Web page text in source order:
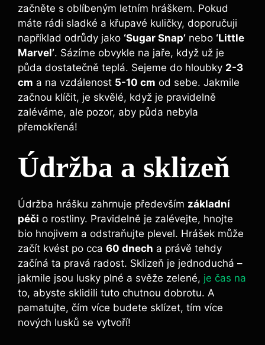
začněte s oblíbeným letním hráškem. Pokud
máte rádi sladké a křupavé kuličky, doporučuji
například odrůdy jako ‘Sugar Snap’ nebo ‘Little
Marvel’. Sázíme obvykle na jaře, když už je
půda dostatečně teplá. Sejeme do hloubky 2-3
cm a na vzdálenost 5-10 cm od sebe. Jakmile
začnou klíčit, je skvělé, když je pravidelně
zaléváme, ale pozor, aby půda nebyla
přemokřená!
Údržba a sklizeň
Údržba hrášku zahrnuje především základní
péči o rostliny. Pravidelně je zalévejte, hnojte
bio hnojivem a odstraňujte plevel. Hrášek může
začít kvést po cca 60 dnech a právě tehdy
začíná ta pravá radost. Sklizeň je jednoduchá –
jakmile jsou lusky plné a svěže zelené, je čas na
to, abyste sklidili tuto chutnou dobrotu. A
pamatujte, čím více budete sklízet, tím více
nových lusků se vytvoří!